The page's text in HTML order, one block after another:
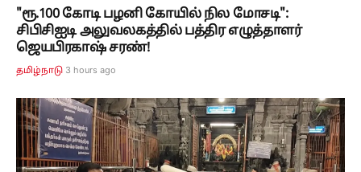
"ரூ.100 கோடி பழனி கோயில் நில மோசடி":
சிபிசிஐடி அலுவலகத்தில் பத்திர எழுத்தாளர்
ஜெயபிரகாஷ் சரண்!
தமிழ்நாடு 3 hours ago